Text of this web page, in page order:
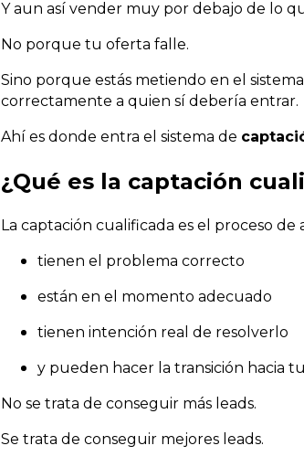
Y aun así vender muy por debajo de lo
No porque tu oferta falle.
Sino porque estás metiendo en el
correctamente a quien sí debería entrar.
Ahí es donde entra el sistema de
¿Qué es la captación
La captación cualificada es el proceso de
tienen el problema correcto
están en el momento adecuado
tienen intención real de resolverlo
y pueden hacer la transición hacia
No se trata de conseguir más leads.
Se trata de conseguir mejores leads.